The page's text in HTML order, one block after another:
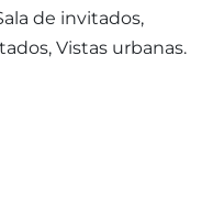
de invitados,
Vistas urbanas.